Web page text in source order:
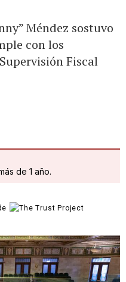
Méndez sostuvo
con los
Fiscal
de 1 año.